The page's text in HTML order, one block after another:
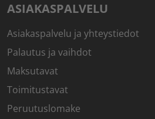
ASIAKASPALVELU
Asiakaspalvelu ja yhteystiedot
Palautus ja vaihdot
Maksutavat
Toimitustavat
Peruutuslomake